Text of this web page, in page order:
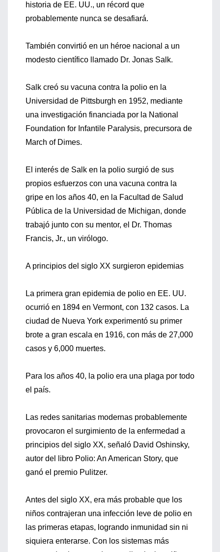
historia de EE. UU., un récord que
probablemente nunca se desafiará.
También convirtió en un héroe nacional a un
modesto científico llamado Dr. Jonas Salk.
Salk creó su vacuna contra la polio en la
Universidad de Pittsburgh en 1952, mediante
una investigación financiada por la National
Foundation for Infantile Paralysis, precursora de
March of Dimes.
El interés de Salk en la polio surgió de sus
propios esfuerzos con una vacuna contra la
gripe en los años 40, en la Facultad de Salud
Pública de la Universidad de Michigan, donde
trabajó junto con su mentor, el Dr. Thomas
Francis, Jr., un virólogo.
A principios del siglo XX surgieron epidemias
La primera gran epidemia de polio en EE. UU.
ocurrió en 1894 en Vermont, con 132 casos. La
ciudad de Nueva York experimentó su primer
brote a gran escala en 1916, con más de 27,000
casos y 6,000 muertes.
Para los años 40, la polio era una plaga por todo
el país.
Las redes sanitarias modernas probablemente
provocaron el surgimiento de la enfermedad a
principios del siglo XX, señaló David Oshinsky,
autor del libro Polio: An American Story, que
ganó el premio Pulitzer.
Antes del siglo XX, era más probable que los
niños contrajeran una infección leve de polio en
las primeras etapas, logrando inmunidad sin ni
siquiera enterarse. Con los sistemas más